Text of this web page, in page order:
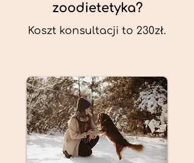
zoodietetyka?
Koszt konsultacji to 230zł.